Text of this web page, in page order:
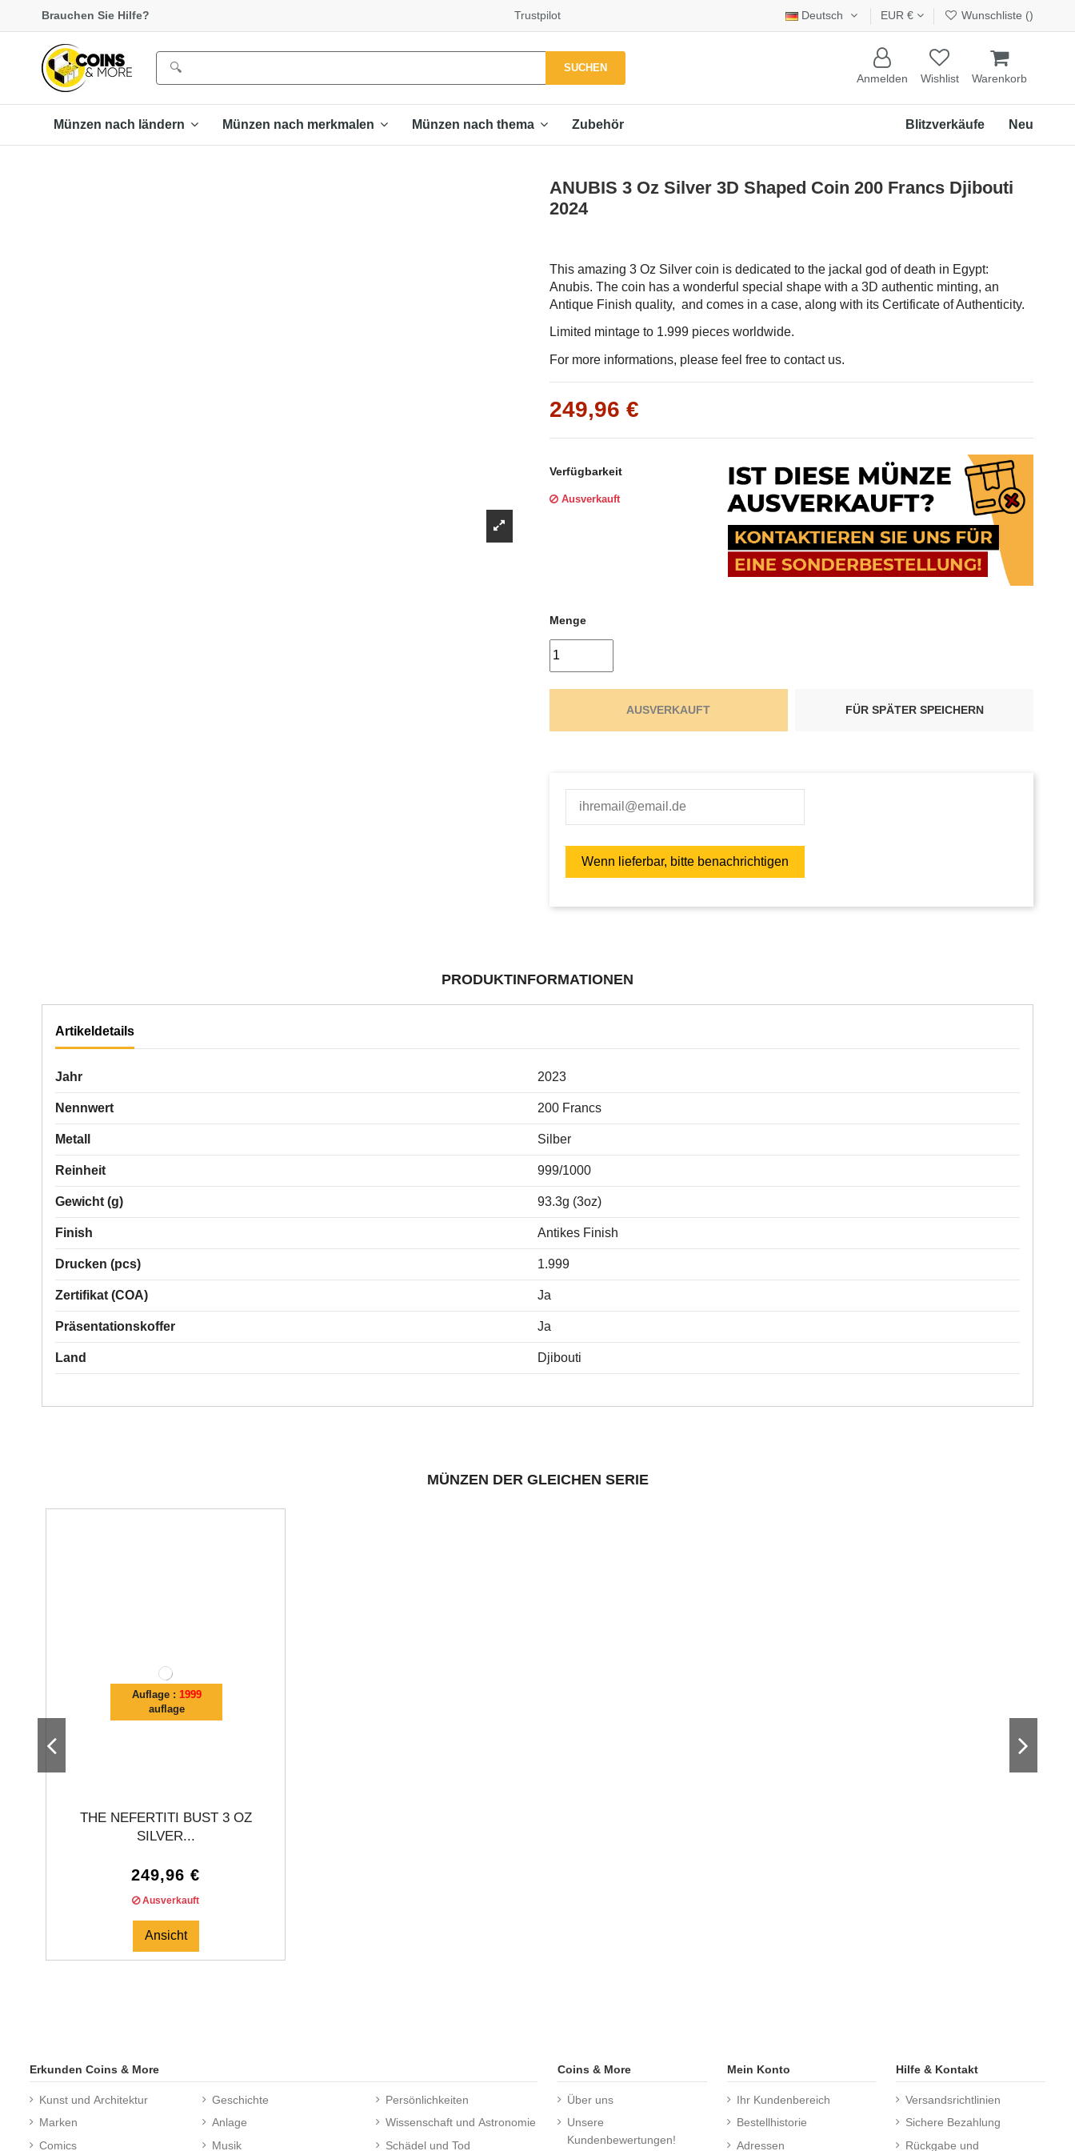
Γ
Brauchen Sie Hilfe? Trustpilot Deutsch EUR € Wunschliste ()
SUCHEN
Anmelden Wishlist Warenkorb
Münzen nach ländern Münzen nach merkmalen Münzen nach thema Zubehör Neu
Blitzverkäufe
ANUBIS 3 Oz Silver 3D Shaped Coin 200 Francs Djibouti
2024
This amazing 3 Oz Silver coin is dedicated to the jackal god of death in Egypt:
Anubis. The coin has a wonderful special shape with a 3D authentic minting, an
Antique Finish quality, and comes in a case, along with its Certificate of Authenticity.
Limited mintage to 1.999 pieces worldwide.
For more informations, please feel free to contact us.
249,96 €
Verfügbarkeit
Ausverkauft
Menge
AUSVERKAUFT FÜR SPÄTER SPEICHERN
PRODUKTINFORMATIONEN
Artikeldetails
Jahr 2023
Nennwert 200 Francs
Metall Silber
Reinheit 999/1000
Gewicht (g) 93.3g (3oz)
Finish Antikes Finish
Drucken (pcs) 1.999
Zertifikat (COA) Ja
Präsentationskoffer Ja
Land Djibouti
MÜNZEN DER GLEICHEN SERIE
Auflage : 1999
auflage
THE NEFERTITI BUST 3 OZ
SILVER...
249,96 €
Ausverkauft
Ansicht
Erkunden Coins & More
Kunst und Architektur
Marken
Comics
Geschichte
Anlage
Musik
Persönlichkeiten
Wissenschaft und Astronomie
Schädel und Tod
Coins & More
Über uns
Unsere
Kundenbewertungen!
Mein Konto
Ihr Kundenbereich
Bestellhistorie
Adressen
Hilfe & Kontakt
Versandsrichtlinien
Sichere Bezahlung
Rückgabe und